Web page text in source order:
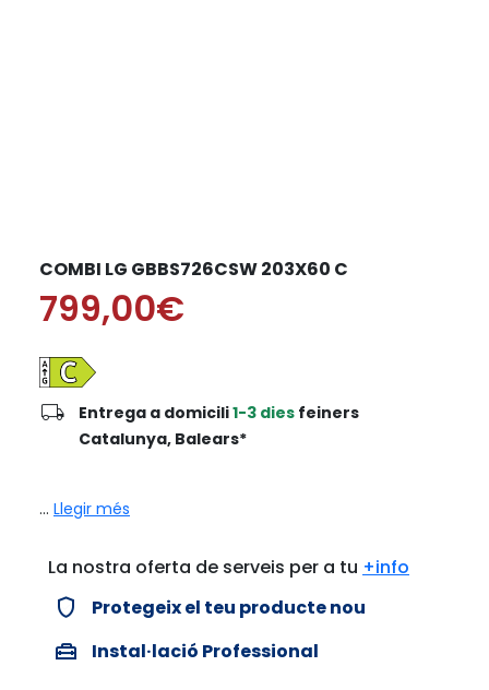
COMBI LG GBBS726CSW 203X60 C
799,00€
local_shipping Entrega a domicili1-3 dies feiners
Catalunya, Balears*
... Llegir més
La nostra oferta de serveis per a tu +info
verified_user Protegeix el teu producte nou
home_repair_service Instal·lació Professional